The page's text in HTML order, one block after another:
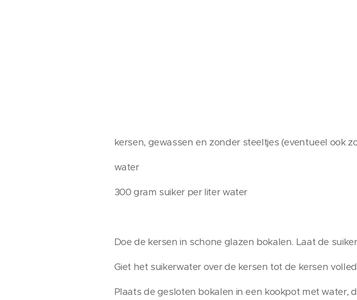
kersen, gewassen en zonder steeltjes (eventueel ook
water
300 gram suiker per liter water
Doe de kersen in schone glazen bokalen. Laat de
Giet het suikerwater over de kersen tot de kersen
Plaats de gesloten bokalen in een kookpot met water,